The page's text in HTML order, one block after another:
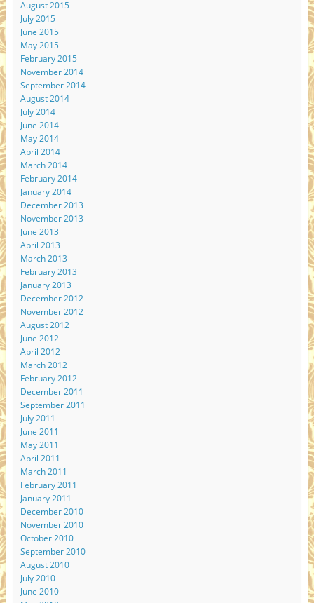
August 2015
July 2015
June 2015
May 2015
February 2015
November 2014
September 2014
August 2014
July 2014
June 2014
May 2014
April 2014
March 2014
February 2014
January 2014
December 2013
November 2013
June 2013
April 2013
March 2013
February 2013
January 2013
December 2012
November 2012
August 2012
June 2012
April 2012
March 2012
February 2012
December 2011
September 2011
July 2011
June 2011
May 2011
April 2011
March 2011
February 2011
January 2011
December 2010
November 2010
October 2010
September 2010
August 2010
July 2010
June 2010